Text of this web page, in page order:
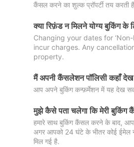
कैंसल करने का शुल्क प्रॉपर्टी तय करती
क्या रिफ़ंड न मिलने योग्य बुकिंग के
Changing your dates for
incur charges. Any
property.
मैं अपनी कैंसलेशन पॉलिसी कहाँ
आप अपने बुकिंग कन्फ़र्मेशन में यह देख
मुझे कैसे पता चलेगा कि मेरी बुकिंग
हमारे साथ बुकिंग कैंसल करने के बाद,
अगर आपको 24 घंटे के भीतर कोई ईमेल
मिल गई है.